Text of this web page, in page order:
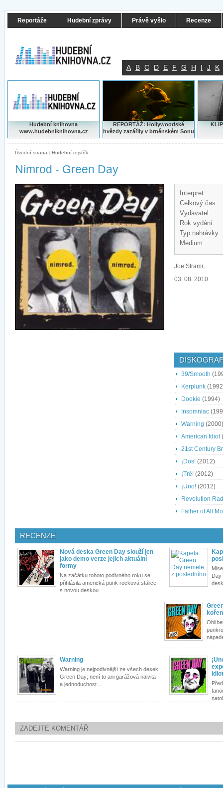
Reportáže Hudební zprávy Právě vyšlo Recenze
A B C D E F G H I J K
Hudební knihovna
www.hudebniknihovna.cz
REPORTÁŽ: Hollywoodské
hvězdy zazářily v brněnském Sonu
Úvodní strana | Hudební rejstřík
Nimrod - Green Day
Interpret:
Celkový čas:
Vydavatel:
Rok vydání:
Typ nahrávky:
Medium:
Joe Stramr,
03. 08. 2010
39/Smooth
Kerplunk
Dookie (1994)
Insomniac
Warning (2000)
American Idiot
21st Century
¡Dos! (2012)
¡Tré! (2012)
¡Uno! (2012)
Revolution
Father of All
RECENZE
Nová deska Green Day slouží jen
jako demo verze jejich aktuální
formy
Na začátku tohoto podivného roku se
přihlásila americká punk rocková stálice
s novou deskou....
Day
Warning
Warning je nejpodivnější ze všech desek
Green Day; není to ani garážová naivita
a jednoduchost...
ZADEJTE KOMENTÁŘ